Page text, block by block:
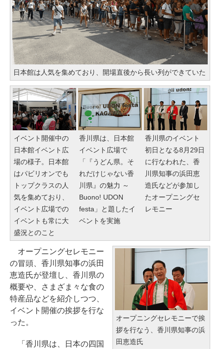
日本館は人気を集めており、開場直後から長い列ができていた
イベント開催中の
日本館イベント広
場の様子。日本館
はパビリオンでも
トップクラスの人
気を集めており、
イベント広場での
イベントも常に大
盛況とのこと
香川県は、日本館
イベント広場で
「『うどん県。そ
れだけじゃない香
川県』の魅力 ～
Buono! UDON
festa」と題したイ
ベントを実施
香川県のイベント
初日となる8月29日
に行なわれた、香
川県知事の浜田恵
造氏などが参加し
たオープニングセ
レモニー
オープニングセレモニーで挨
拶を行なう、香川県知事の浜
田恵造氏
オープニングセレモニー
の冒頭、香川県知事の浜田
恵造氏が登壇し、香川県の
概要や、さまざま々な食の
特産品などを紹介しつつ、
イベント開催の挨拶を行な
った。
「香川県は、日本の四国